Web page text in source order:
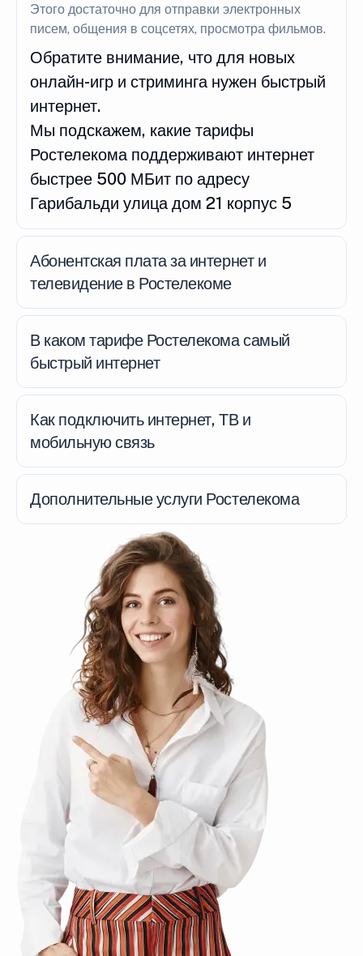
Этого достаточно для отправки электронных
писем, общения в соцсетях, просмотра фильмов.
Обратите внимание, что для новых
онлайн-игр и стриминга нужен быстрый
интернет.
Мы подскажем, какие тарифы
Ростелекома поддерживают интернет
быстрее 500 МБит по адресу
Гарибальди улица дом 21 корпус 5
Абонентская плата за интернет и
телевидение в Ростелекоме
В каком тарифе Ростелекома самый
быстрый интернет
Как подключить интернет, ТВ и
мобильную связь
Дополнительные услуги Ростелекома